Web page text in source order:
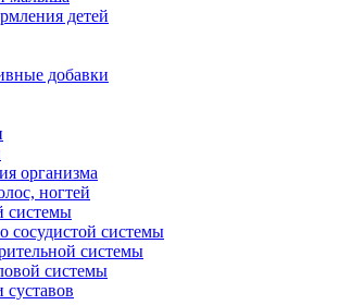
детей
добавки
организма
ногтей
системы
сосудистой системы
системы
системы